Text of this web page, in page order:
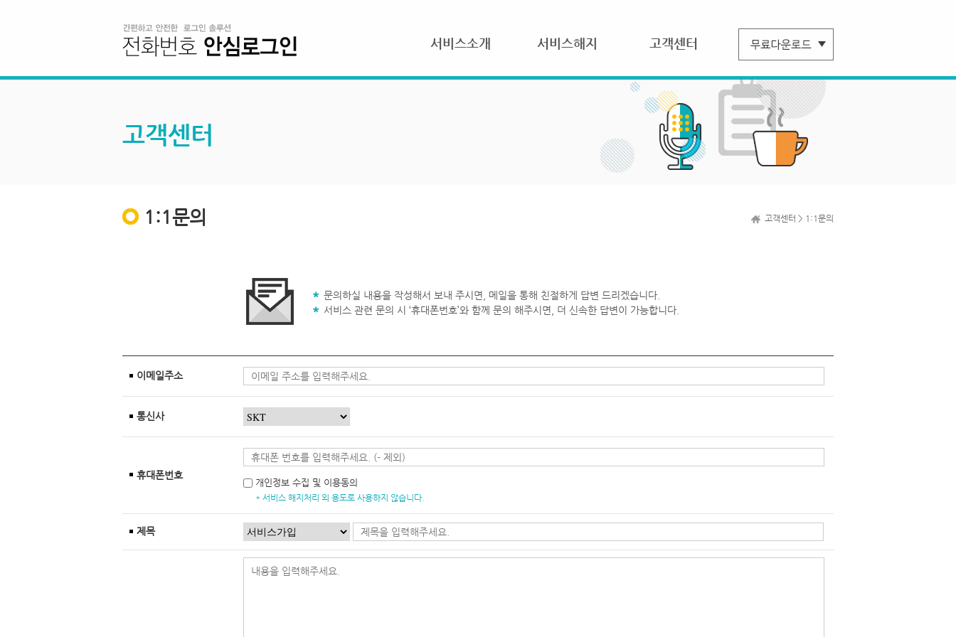
서비스소개 서비스해지 고객센터
고객센터
1:1문의 고객센터 > 1:1문의
문의하실 내용을 작성해서 보내 주시면, 메일을 통해 친절하게 답변 드리겠습니다.
서비스 관련 문의 시 ‘휴대폰번호’와 함께 문의 해주시면, 더 신속한 답변이 가능합니다.
이메일주소
통신사
휴대폰번호
개인정보 수집 및 이용동의
* 서비스 해지처리 외 용도로 사용하지 않습니다.
제목